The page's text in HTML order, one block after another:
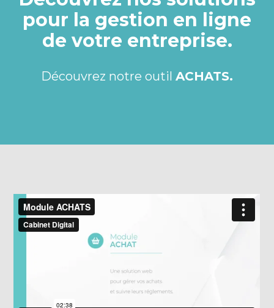
pour la gestion en ligne
de votre entreprise.
Découvrez notre outil ACHATS.